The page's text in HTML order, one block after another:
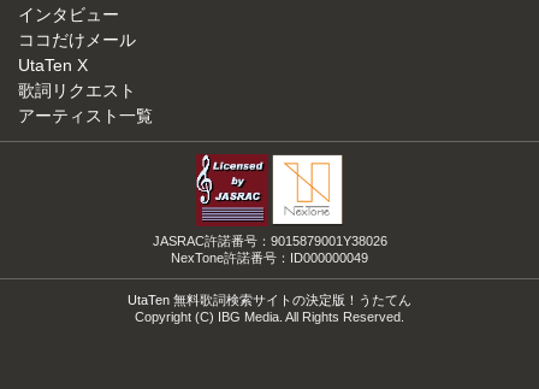
インタビュー
ココだけメール
UtaTen X
歌詞リクエスト
アーティスト一覧
JASRAC許諾番号：9015879001Y38026
NexTone許諾番号：ID000000049
UtaTen 無料歌詞検索サイトの決定版！うたてん
Copyright (C) IBG Media. All Rights Reserved.